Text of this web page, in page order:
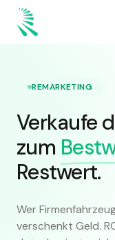
Zum Inhalt springen
Zum Hauptinhalt
REMARKETING
Verkaufe
zum
Restwert.
Wer
verschenkt Geld.